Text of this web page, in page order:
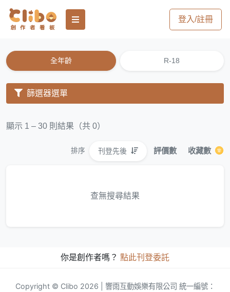
登入/註冊
全年齡 R-18
篩選器選單
顯示 1 – 30 則結果（共 0）
排序 刊登先後 評價數 收藏數
查無搜尋結果
你是創作者嗎？ 點此刊登委託
Copyright © Clibo 2026 | 響雨互動娛樂有限公司 統一編號：